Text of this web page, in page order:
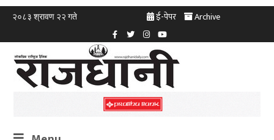
२०८३ श्रावण २२ गते ई-पेपर Archive